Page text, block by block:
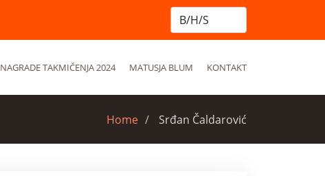
NAGRADE TAKMIČENJA 2024 MATUSJA BLUM KONTAKT
Home Srđan Čaldarović